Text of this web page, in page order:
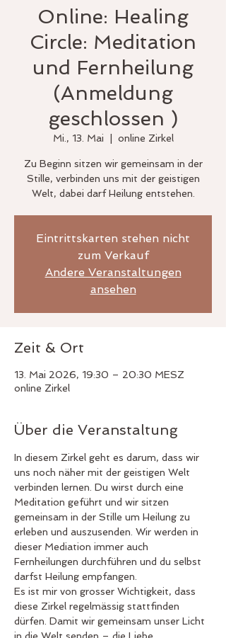
Online: Healing
Circle: Meditation
und Fernheilung
(Anmeldung
geschlossen )
Mi., 13. Mai online Zirkel
Zu Beginn sitzen wir gemeinsam in der
Stille, verbinden uns mit der geistigen
Welt, dabei darf Heilung entstehen.
Eintrittskarten stehen nicht
zum Verkauf
Andere Veranstaltungen
ansehen
Zeit & Ort
13. Mai 2026, 19:30 – 20:30 MESZ
online Zirkel
Über die Veranstaltung
In diesem Zirkel geht es darum, dass wir
uns noch näher mit der geistigen Welt
verbinden lernen. Du wirst durch eine
Meditation geführt und wir sitzen
gemeinsam in der Stille um Heilung zu
erleben und auszusenden. Wir werden in
dieser Mediation immer auch
Fernheilungen durchführen und du selbst
darfst Heilung empfangen.
Es ist mir von grosser Wichtigkeit, dass
diese Zirkel regelmässig stattfinden
dürfen. Damit wir gemeinsam unser Licht
in die Welt senden – die Liebe